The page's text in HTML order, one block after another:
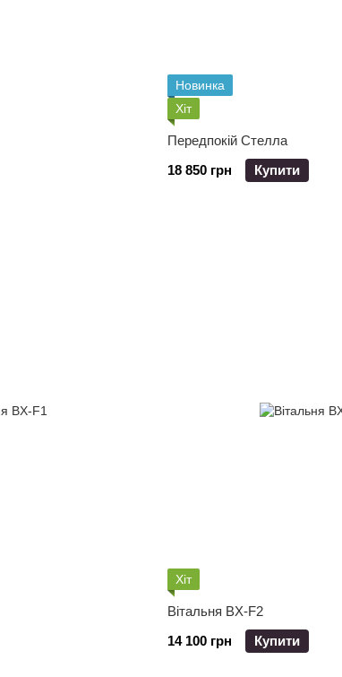
Новинка
Хіт
Передпокій Стелла
18 850 грн
Купити
Хіт
Вітальня BX-F2
14 100 грн
Купити